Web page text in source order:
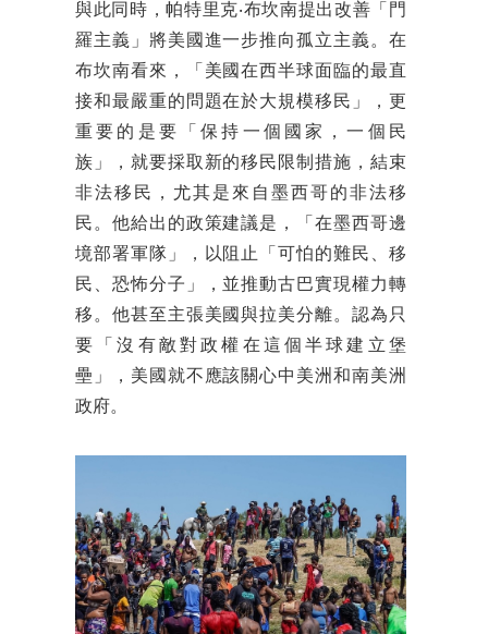
與此同時，帕特里克‧布坎南提出改善「門
羅主義」將美國進一步推向孤立主義。在
布坎南看來，「美國在西半球面臨的最直
接和最嚴重的問題在於大規模移民」，更
重要的是要「保持一個國家，一個民
族」，就要採取新的移民限制措施，結束
非法移民，尤其是來自墨西哥的非法移
民。他給出的政策建議是，「在墨西哥邊
境部署軍隊」，以阻止「可怕的難民、移
民、恐怖分子」，並推動古巴實現權力轉
移。他甚至主張美國與拉美分離。認為只
要「沒有敵對政權在這個半球建立堡
壘」，美國就不應該關心中美洲和南美洲
政府。